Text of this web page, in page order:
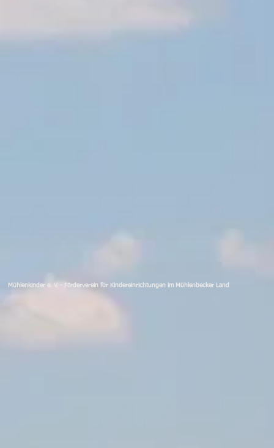
Mühlenkinder e. V. - Förderverein für Kindereinrichtungen im Mühlenbecker Land